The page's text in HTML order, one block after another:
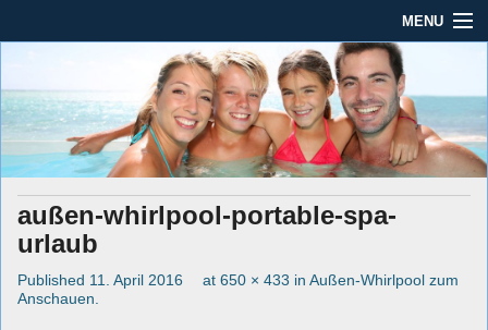
MENU
Dauber Schwimmanlagen GmbH
Leistungen
Service
Produkte
Dauber Schwimmanlagen
GmbH
Seit mehr als 45 Jahren im Rhein-Main-Gebiet
außen-whirlpool-portable-spa-
urlaub
Published 11. April 2016 at 650 × 433 in Außen-Whirlpool zum
Anschauen